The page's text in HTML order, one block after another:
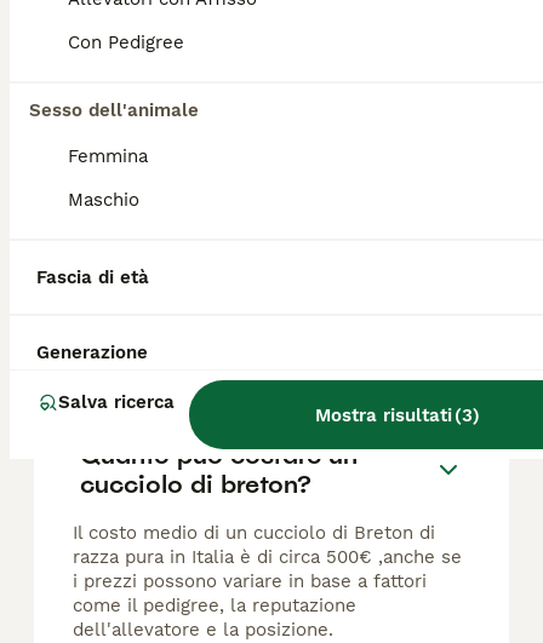
Con Pedigree
Sesso dell'animale
Femmina
Maschio
Fascia di età
Generazione
Salva ricerca
Mostra risultati(3)
10 settimane 3
Sesso
600 €
FAQ
Quanto può costare un
cucciolo di breton?
Il costo medio di un cucciolo di Breton di
razza pura in Italia è di circa 500€ ,anche se
i prezzi possono variare in base a fattori
come il pedigree, la reputazione
dell'allevatore e la posizione.